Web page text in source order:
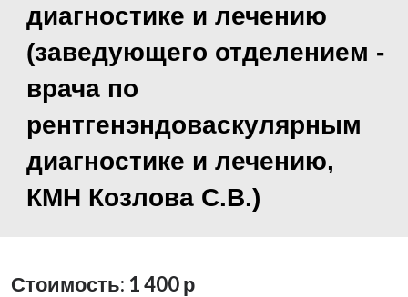
диагностике и лечению
(заведующего отделением -
врача по
рентгенэндоваскулярным
диагностике и лечению,
КМН Козлова С.В.)
Стоимость: 1 400р